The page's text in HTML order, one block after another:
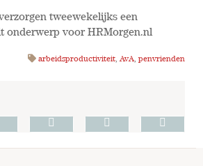
tweewekelijks een
onderwerp voor HRMorgen.nl
arbeidsproductiviteit,AvA, penvrienden